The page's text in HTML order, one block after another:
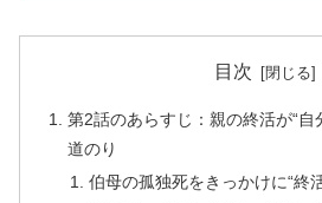
目次
第2話のあらすじ：親の終活が“自
道のり
伯母の孤独死をきっかけに“終